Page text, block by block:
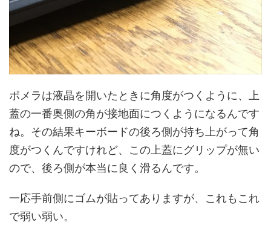
ポメラは液晶を開いたときに角度がつくように、上
蓋の一番奥側の角が接地面につくようになるんです
ね。その結果キーボードの後ろ側が持ち上がって角
度がつくんですけれど、この上蓋にグリップが無い
ので、後ろ側が本当に良く滑るんです。
一応手前側にゴムが貼ってありますが、これもこれ
で弱い弱い。